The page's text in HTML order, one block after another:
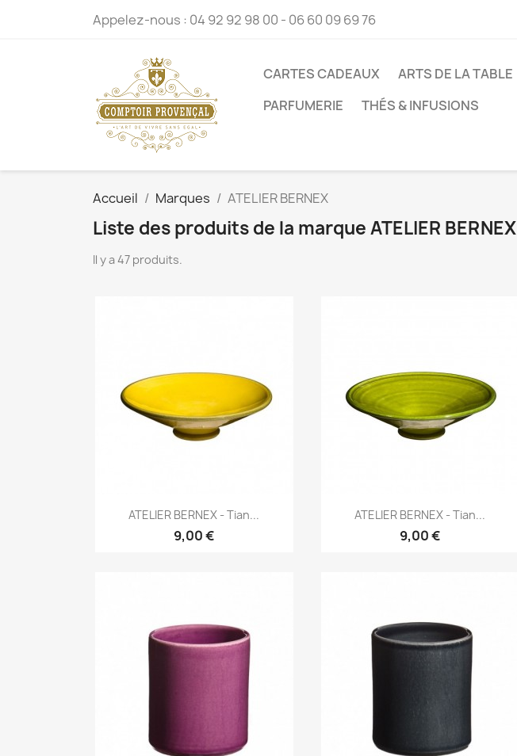
Appelez-nous : 04 92 92 98 00 - 06 60 09 69 76
CARTES CADEAUX ARTS DE LA TABLE
PARFUMERIE
THÉS & INFUSIONS
Accueil Marques ATELIER BERNEX
Liste des produits de la marque ATELIER BERNEX
Il y a 47 produits.
Aperçu rapide
ATELIER BERNEX - Tian...
9,00 €
Aperçu rapide
ATELIER BERNEX - Tian...
9,00 €